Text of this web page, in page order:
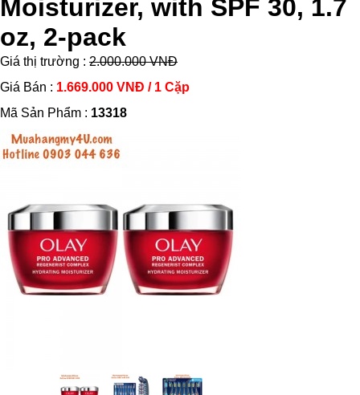
Moisturizer, with SPF 30, 1.7
oz, 2-pack
Giá thị trường : 2.000.000 VNĐ
Giá Bán : 1.669.000 VNĐ / 1 Cặp
Mã Sản Phẩm : 13318